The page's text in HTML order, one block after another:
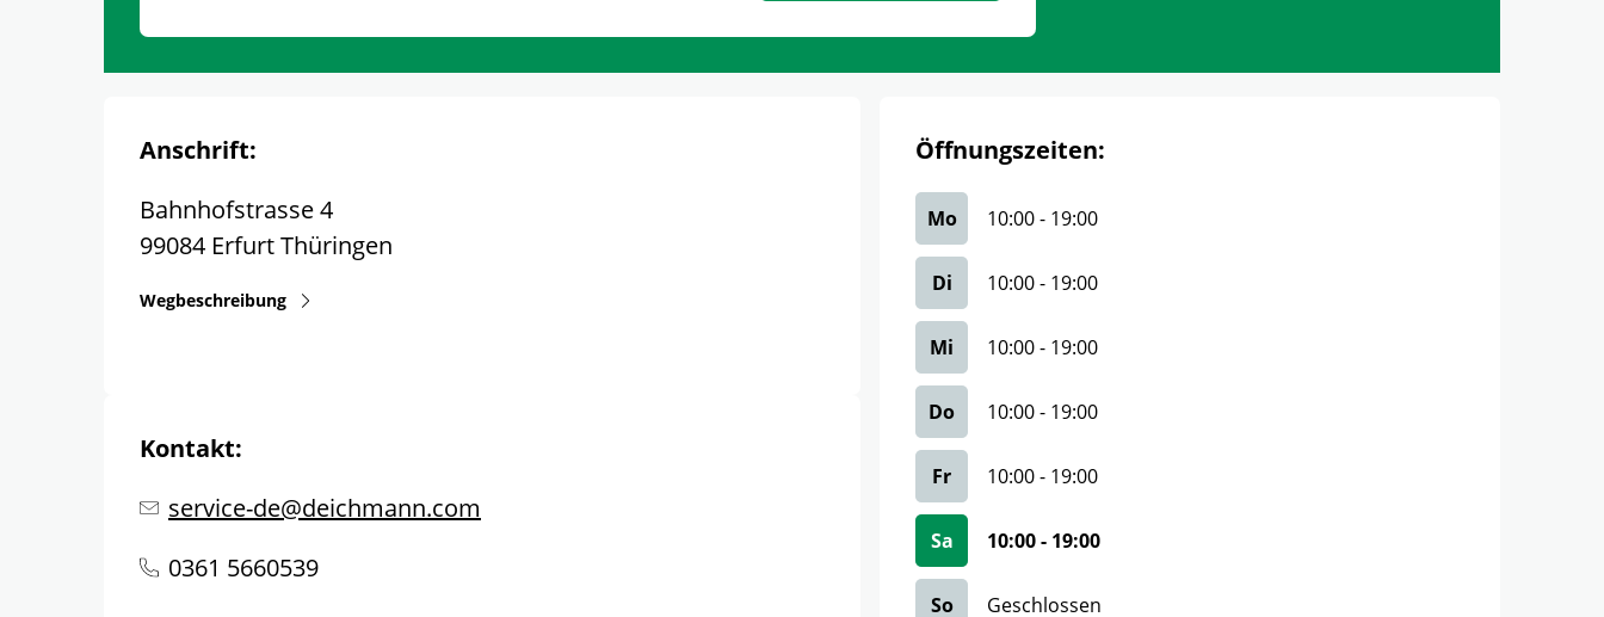
Anschrift:
Bahnhofstrasse 4
99084 ErfurtThüringen
Wegbeschreibung
Kontakt:
service-de@deichmann.com
0361 5660539
Öffnungszeiten:
Mo 10:00- 19:00
Di 10:00- 19:00
Mi 10:00- 19:00
Do 10:00- 19:00
Fr 10:00- 19:00
Sa 10:00- 19:00
So Geschlossen